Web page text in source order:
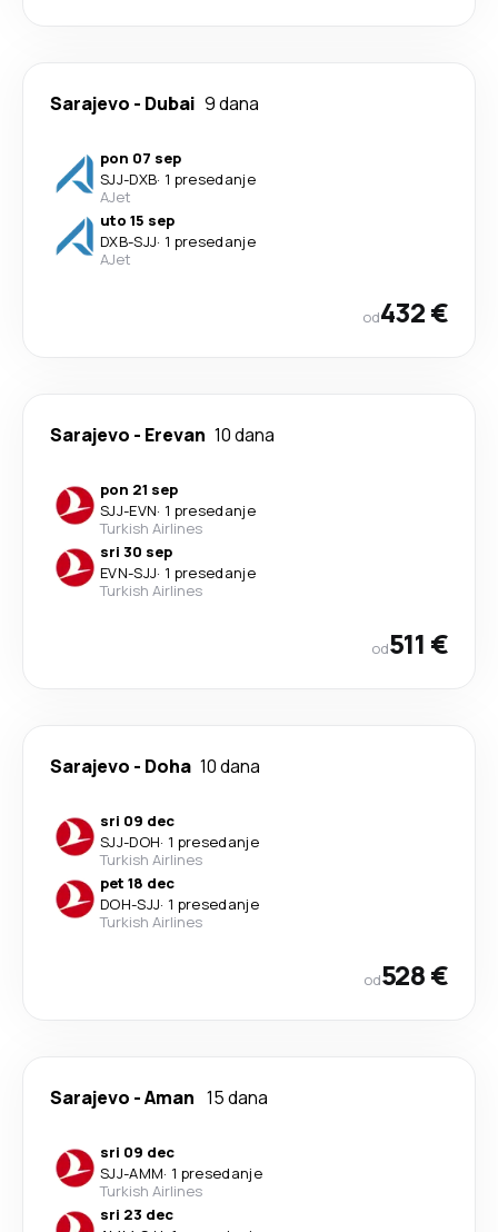
Sarajevo - Dubai 9 dana
pon 07 sep
SJJ-DXB· 1 presedanje
AJet
uto 15 sep
DXB-SJJ· 1 presedanje
AJet
od432 €
Sarajevo - Erevan 10 dana
pon 21 sep
SJJ-EVN· 1 presedanje
Turkish Airlines
sri 30 sep
EVN-SJJ· 1 presedanje
Turkish Airlines
od511 €
Sarajevo - Doha 10 dana
sri 09 dec
SJJ-DOH· 1 presedanje
Turkish Airlines
pet 18 dec
DOH-SJJ· 1 presedanje
Turkish Airlines
od528 €
Sarajevo -Aman 15 dana
sri 09 dec
SJJ-AMM· 1 presedanje
Turkish Airlines
sri 23 dec